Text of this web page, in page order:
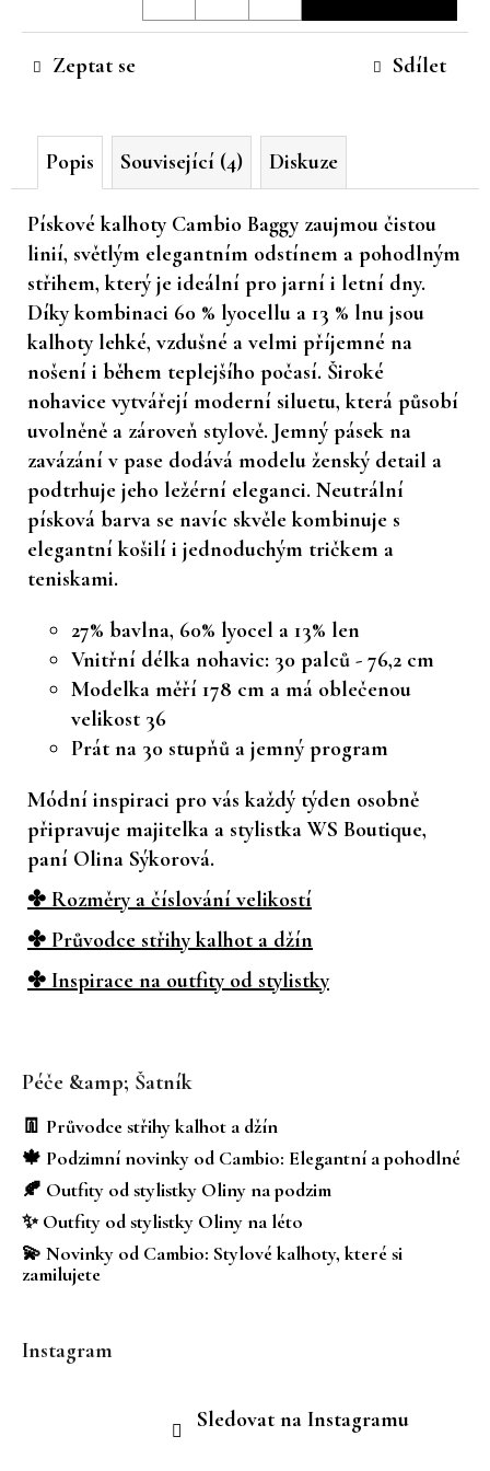
Zeptat se Sdílet
Popis Související (4) Diskuze
Pískové kalhoty Cambio Baggyzaujmou čistou
linií, světlým elegantním odstínem a pohodlným
střihem, který je ideální pro jarní i letní dny.
Díky kombinaci 60 % lyocellu a 13 % lnu jsou
kalhoty lehké, vzdušné a velmi příjemné na
nošení i během teplejšího počasí. Široké
nohavice vytvářejí moderní siluetu, která působí
uvolněně a zároveň stylově. Jemný pásek na
zavázání v pase dodává modelu ženský detail a
podtrhuje jeho ležérní eleganci. Neutrální
písková barva se navíc skvěle kombinuje s
elegantní košilí i jednoduchým tričkem a
teniskami.
27% bavlna, 60% lyocel a 13% len
Vnitřní délka nohavic: 30 palců - 76,2 cm
Modelka měří 178 cm a má oblečenou
velikost 36
Prát na 30 stupňů a jemný program
Módní inspiraci pro vás každý týden osobně
připravuje majitelka a stylistka WS Boutique,
paní Olina Sýkorová.
✤ Rozměry a číslování velikostí
✤ Průvodce střihy kalhot a džín
✤ Inspirace na outfity od stylistky
Péče &amp; Šatník
👖 Průvodce střihy kalhot a džín
🍁 Podzimní novinky od Cambio: Elegantní a pohodlné
🍂 Outfity od stylistky Oliny na podzim
✨ Outfity od stylistky Oliny na léto
💫 Novinky od Cambio: Stylové kalhoty, které si
zamilujete
Instagram
Sledovat na Instagramu